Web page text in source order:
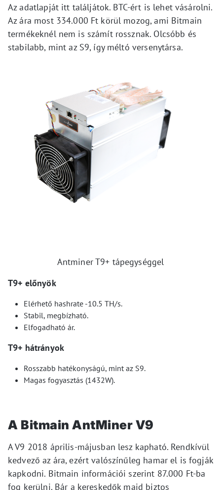
Az adatlapját itt találjátok. BTC-ért is lehet vásárolni.
Az ára most 334.000 Ft körül mozog, ami Bitmain
termékeknél nem is számít rossznak. Olcsóbb és
stabilabb, mint az S9, így méltó versenytársa.
Antminer T9+ tápegységgel
T9+ előnyök
Elérhető hashrate -10.5 TH/s.
Stabil, megbízható.
Elfogadható ár.
T9+ hátrányok
Rosszabb hatékonyságú, mint az S9.
Magas fogyasztás (1432W).
A Bitmain AntMiner V9
A V9 2018 április-májusban lesz kapható. Rendkívül
kedvező az ára, ezért valószínűleg hamar el is fogják
kapkodni. Bitmain információi szerint 87.000 Ft-ba
fog kerülni. Bár a kereskedők majd biztos